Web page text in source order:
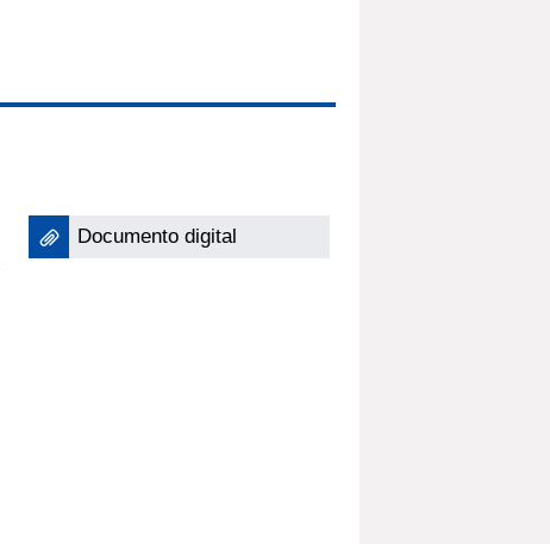
Documento digital